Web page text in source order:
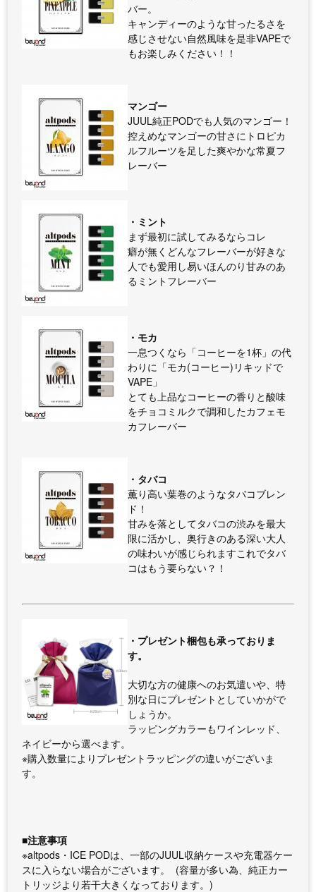
バー。
キャンディーのような甘ったるさを
感じさせない自然風味を是非VAPEで
もお楽しみください！！
マンゴー
JUUL純正PODでも人気のマンゴー！
控えめなマンゴーの甘さにトロピカ
ルフルーツを足した爽やかな常夏フ
レーバー
・ミント
まず最初に試してみるならコレ
癖が無くどんなフレーバーが好きな
人でも愛用し易いほんのり甘みのあ
るミントフレーバー
・モカ
一息つくなら「コーヒーを1杯」の代
わりに「モカ(コーヒー)リキッドで
VAPE」
とても上品なコーヒーの香りと酸味
をチョコミルクで調和したカフェモ
カフレーバー
・タバコ
薫り高い葉巻のようなタバコブレン
ド！
甘みを落としてタバコの渋みを最大
限に活かし、奥行きのある深い大人
の味わいが感じられますこれでタバ
コはもう要らない？！
・プレゼント梱包も承っておりま
す。
大切な方の健康へのお気遣いや、特
別な日にプレゼントとしていかがで
しょうか。
ラッピングカラーもワインレッド、
ネイビーから選べます。
※購入数量によりプレゼントラッピングの違いがございま
す。
■注意事項
※altpods・ICE PODは、一部のJUUL収納ケースや充電器ケー
スに入らない場合がございます。 (容量が多い為、純正カー
トリッジより若干大きくなっております。)